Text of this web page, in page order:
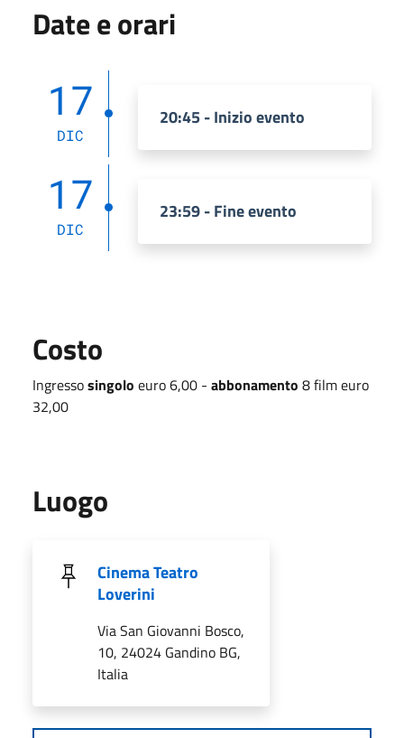
Date e orari
17
DIC
20:45 - Inizio evento
17
DIC
23:59 - Fine evento
Costo
Ingressosingolo euro 6,00 - abbonamento 8 film euro
32,00
Luogo
Cinema Teatro
Loverini
Via San Giovanni Bosco,
10, 24024 Gandino BG,
Italia